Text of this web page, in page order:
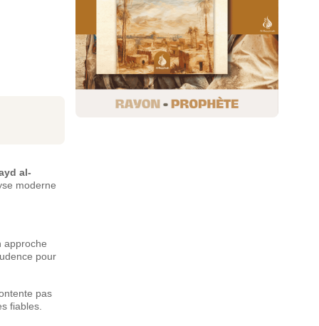
al-
moderne
approche
pour
pas
fiables.